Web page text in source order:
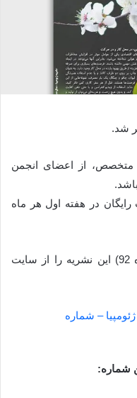
شد.
متخصص، از اعضای انجمن
در هفته اول هر ماه
(فروردین ماه 92) این نشریه را از سایت
شماره: